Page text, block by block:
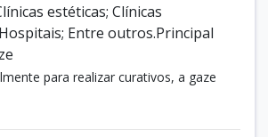
estéticas; Clínicas
Entre outros.Principal
para realizar curativos, a gaze